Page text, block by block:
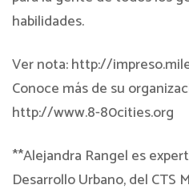
habilidades.
Ver nota: http://
Conoce más de su
http://www.8-80cities.org
**Alejandra Rangel es
Desarrollo Urbano, del CTS